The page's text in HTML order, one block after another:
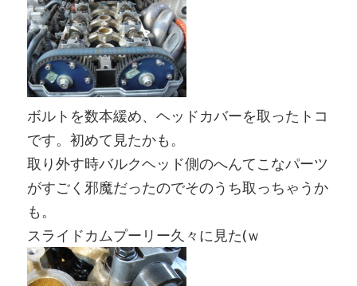
ボルトを数本緩め、ヘッドカバーを取ったトコ
です。初めて見たかも。
取り外す時バルクヘッド側のへんてこなパーツ
がすごく邪魔だったのでそのうち取っちゃうか
も。
スライドカムプーリー久々に見た(ｗ